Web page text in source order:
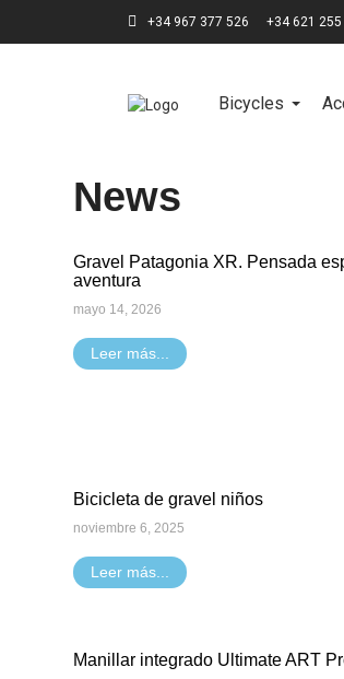
+34 967 377 526 +34 621 255
Bicycles
News
Gravel Patagonia XR. Pensada
aventura
mayo 14, 2026
Leer más...
Bicicleta de gravel niños
noviembre 6, 2025
Leer más...
Manillar integrado Ultimate ART